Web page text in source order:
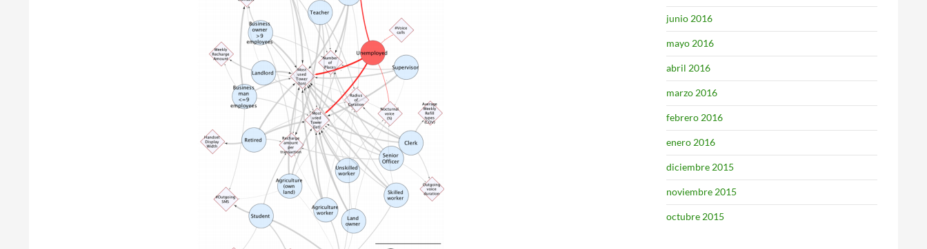
junio 2016
mayo 2016
abril 2016
marzo 2016
febrero 2016
enero 2016
diciembre 2015
noviembre 2015
octubre 2015